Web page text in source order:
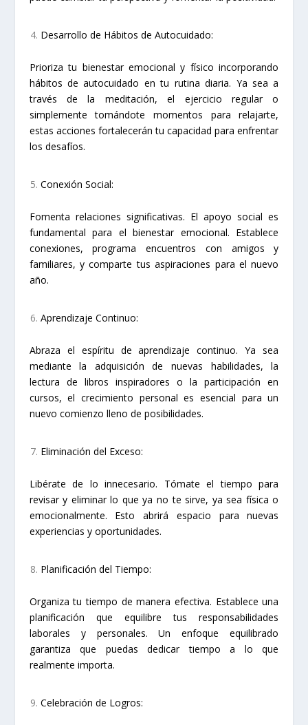
Desarrollo de Hábitos de Autocuidado:
Prioriza tu bienestar emocional y físico incorporando
hábitos de autocuidado en tu rutina diaria. Ya sea a
través de la meditación, el ejercicio regular o
simplemente tomándote momentos para relajarte,
estas acciones fortalecerán tu capacidad para enfrentar
los desafíos.
Conexión Social:
Fomenta relaciones significativas. El apoyo social es
fundamental para el bienestar emocional. Establece
conexiones, programa encuentros con amigos y
familiares, y comparte tus aspiraciones para el nuevo
año.
Aprendizaje Continuo:
Abraza el espíritu de aprendizaje continuo. Ya sea
mediante la adquisición de nuevas habilidades, la
lectura de libros inspiradores o la participación en
cursos, el crecimiento personal es esencial para un
nuevo comienzo lleno de posibilidades.
Eliminación del Exceso:
Libérate de lo innecesario. Tómate el tiempo para
revisar y eliminar lo que ya no te sirve, ya sea física o
emocionalmente. Esto abrirá espacio para nuevas
experiencias y oportunidades.
Planificación del Tiempo:
Organiza tu tiempo de manera efectiva. Establece una
planificación que equilibre tus responsabilidades
laborales y personales. Un enfoque equilibrado
garantiza que puedas dedicar tiempo a lo que
realmente importa.
Celebración de Logros: